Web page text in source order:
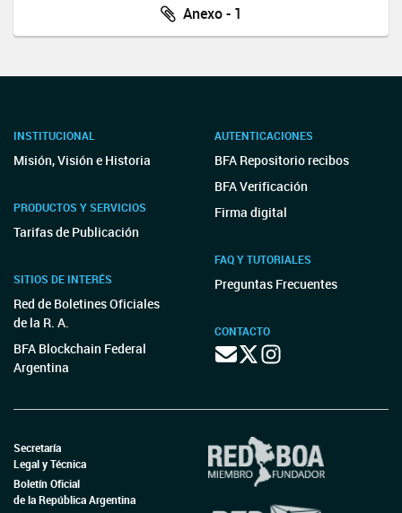
Anexo - 1
INSTITUCIONAL
Misión, Visión e Historia
PRODUCTOS Y SERVICIOS
Tarifas de Publicación
SITIOS DE INTERÉS
Red de Boletines Oficiales
de la R. A.
BFA Blockchain Federal
Argentina
AUTENTICACIONES
BFA Repositorio recibos
BFA Verificación
Firma digital
FAQ Y TUTORIALES
Preguntas Frecuentes
CONTACTO
Secretaría
Legal y Técnica
Boletín Oficial
de la República Argentina